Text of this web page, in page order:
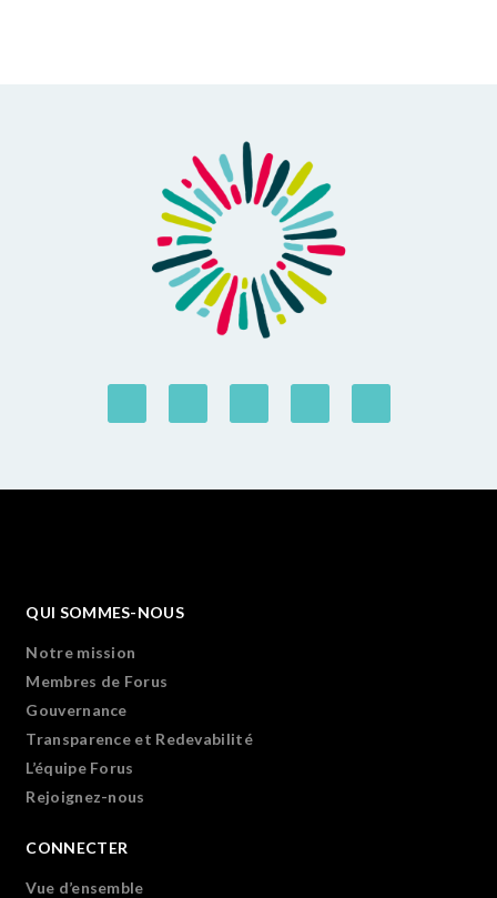
QUI SOMMES-NOUS
Notre mission
Membres de Forus
Gouvernance
Transparence et Redevabilité
L’équipe Forus
Rejoignez-nous
CONNECTER
Vue d’ensemble